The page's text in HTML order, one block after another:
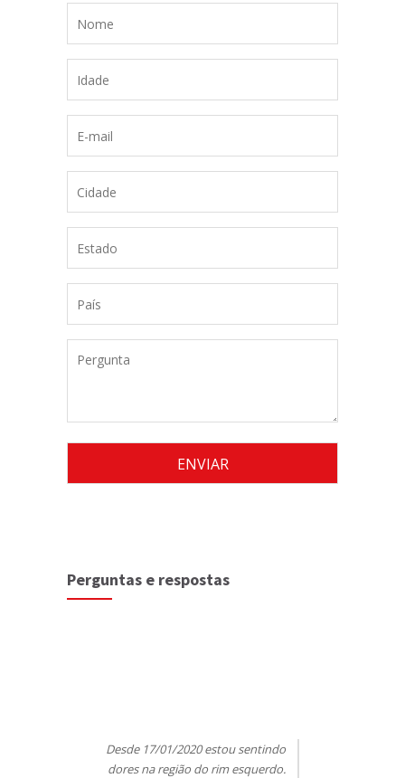
Perguntas e respostas
Desde 17/01/2020 estou sentindo
dores na região do rim esquerdo.